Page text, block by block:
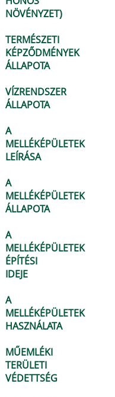
NÖVÉNYZET)
TERMÉSZETI
KÉPZŐDMÉNYEK
ÁLLAPOTA
VÍZRENDSZER
ÁLLAPOTA
A
MELLÉKÉPÜLETEK
LEÍRÁSA
A
MELLÉKÉPÜLETEK
ÁLLAPOTA
A
MELLÉKÉPÜLETEK
ÉPÍTÉSI
IDEJE
A
MELLÉKÉPÜLETEK
HASZNÁLATA
MŰEMLÉKI
TERÜLETI
VÉDETTSÉG